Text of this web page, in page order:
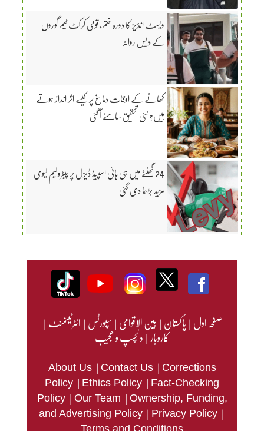
ویسٹ انڈیز کا دورہ ختم، قومی کرکٹ ٹیم گوروں
کے دیس روانہ
کھانے کے اوقات دماغ پر کیسے اثر انداز ہوتے
ہیں؟ نئی تحقیق سامنے آگئی
24 گھنٹے میں ہی ہائی اسپیڈ ڈیزل پر پیٹرولیم لیوی
مزید بڑھا دی گئی
صفحہ اول|پاکستان|بین الاقوامی|سپورٹس|انٹرٹینمنٹ|
کاروبار|دلچسپ و عجیب
About Us | Contact Us | Corrections
Policy | Ethics Policy | Fact-Checking
Policy | Our Team | Ownership, Funding,
and Advertising Policy | Privacy Policy |